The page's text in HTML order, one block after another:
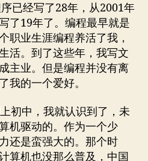
已经写了28年，从2001年
了19年了。编程最早就是
职业生涯编程养活了我，
活。到了这些年，我写文
主业。但是编程并没有离
我的一个爱好。
初中，我就认识到了，未
机驱动的。作为一个少
还是蛮强大的。那个时
算机也没那么普及，中国